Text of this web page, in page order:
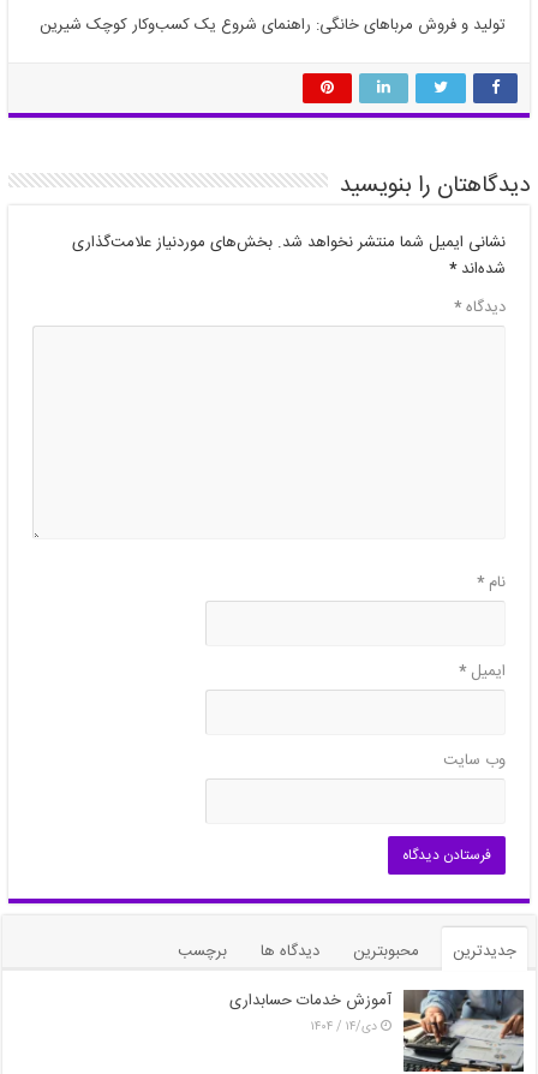
تولید و فروش مرباهای خانگی: راهنمای شروع یک کسب‌وکار کوچک شیرین
دیدگاهتان را بنویسید
نشانی ایمیل شما منتشر نخواهد شد. بخش‌های موردنیاز علامت‌گذاری
شده‌اند*
دیدگاه*
نام*
ایمیل*
وب‌ سایت
جدیدترین محبوبترین دیدگاه ها
برچسب
آموزش خدمات حسابداری
دی/۱۴ / ۱۴۰۴